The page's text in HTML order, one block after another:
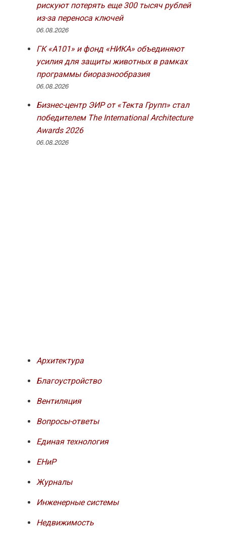
рискуют потерять еще 300 тысяч рублей
из-за переноса ключей
06.08.2026
ГК «А101» и фонд «НИКА» объединяют
усилия для защиты животных в рамках
программы биоразнообразия
06.08.2026
Бизнес-центр ЭИР от «Текта Групп» стал
победителем The International Architecture
Awards 2026
06.08.2026
Архитектура
Благоустройство
Вентиляция
Вопросы-ответы
Единая технология
ЕНиР
Журналы
Инженерные системы
Недвижимость